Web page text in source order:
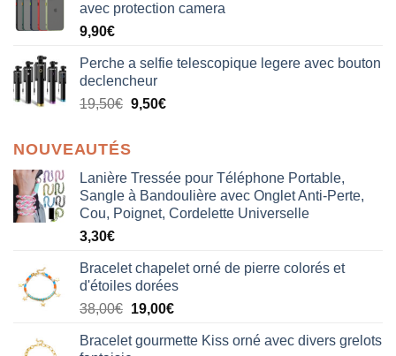
avec protection camera
9,90€
Perche a selfie telescopique legere avec bouton
declencheur
19,50€ 9,50€
NOUVEAUTÉS
Lanière Tressée pour Téléphone Portable,
Sangle à Bandoulière avec Onglet Anti-Perte,
Cou, Poignet, Cordelette Universelle
3,30€
Bracelet chapelet orné de pierre colorés et
d'étoiles dorées
38,00€ Le
initial
19,00€Le
actuel
Bracelet gourmette Kiss orné avec divers grelots